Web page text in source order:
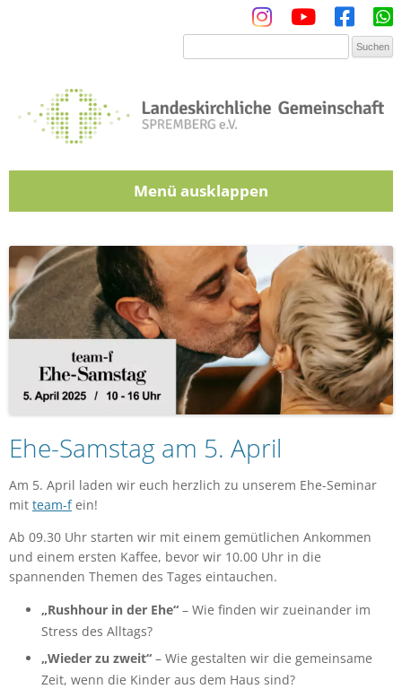
Menü
Ehe-Samstag am 5. April
Am 5. April laden wir euch herzlich zu unserem Ehe-Seminar
mit team-fein!
Ab 09.30 Uhr starten wir mit einem gemütlichen Ankommen
und einem ersten Kaffee, bevor wir 10.00 Uhr in die
spannenden Themen des Tages eintauchen.
„Rushhour in der Ehe“ – Wie finden wir zueinander im
Stress des Alltags?
„Wieder zu zweit“ – Wie gestalten wir die gemeinsame
Zeit, wenn die Kinder aus dem Haus sind?